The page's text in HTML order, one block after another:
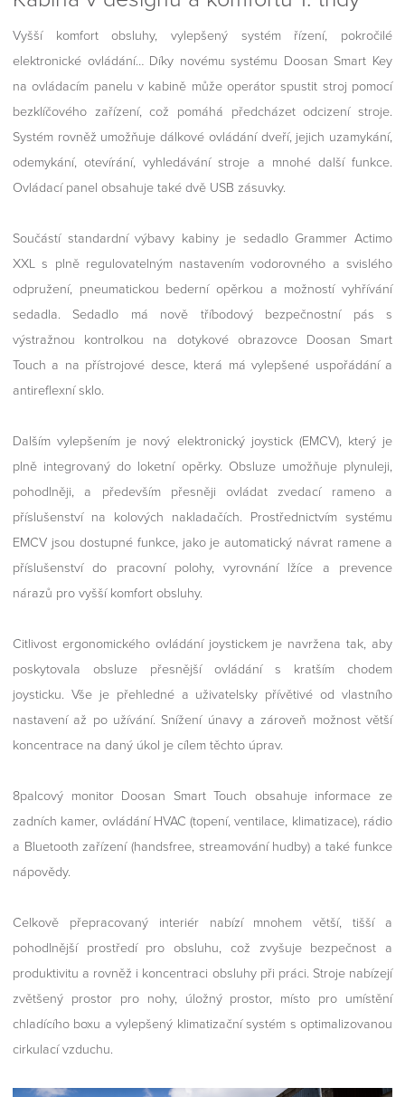
Vyšší komfort obsluhy, vylepšený systém řízení, pokročilé
elektronické ovládání… Díky novému systému Doosan Smart Key
na ovládacím panelu v kabině může operátor spustit stroj pomocí
bezklíčového zařízení, což pomáhá předcházet odcizení stroje.
Systém rovněž umožňuje dálkové ovládání dveří, jejich uzamykání,
odemykání, otevírání, vyhledávání stroje a mnohé další funkce.
Ovládací panel obsahuje také dvě USB zásuvky.
Součástí standardní výbavy kabiny je sedadlo Grammer Actimo
XXL s plně regulovatelným nastavením vodorovného a svislého
odpružení, pneumatickou bederní opěrkou a možností vyhřívání
sedadla. Sedadlo má nově tříbodový bezpečnostní pás s
výstražnou kontrolkou na dotykové obrazovce Doosan Smart
Touch a na přístrojové desce, která má vylepšené uspořádání a
antireflexní sklo.
Dalším vylepšením je nový elektronický joystick (EMCV), který je
plně integrovaný do loketní opěrky. Obsluze umožňuje plynuleji,
pohodlněji, a především přesněji ovládat zvedací rameno a
příslušenství na kolových nakladačích. Prostřednictvím systému
EMCV jsou dostupné funkce, jako je automatický návrat ramene a
příslušenství do pracovní polohy, vyrovnání lžíce a prevence
nárazů pro vyšší komfort obsluhy.
Citlivost ergonomického ovládání joystickem je navržena tak, aby
poskytovala obsluze přesnější ovládání s kratším chodem
joysticku. Vše je přehledné a uživatelsky přívětivé od vlastního
nastavení až po užívání. Snížení únavy a zároveň možnost větší
koncentrace na daný úkol je cílem těchto úprav.
8palcový monitor Doosan Smart Touch obsahuje informace ze
zadních kamer, ovládání HVAC (topení, ventilace, klimatizace), rádio
a Bluetooth zařízení (handsfree, streamování hudby) a také funkce
nápovědy.
Celkově přepracovaný interiér nabízí mnohem větší, tišší a
pohodlnější prostředí pro obsluhu, což zvyšuje bezpečnost a
produktivitu a rovněž i koncentraci obsluhy při práci. Stroje nabízejí
zvětšený prostor pro nohy, úložný prostor, místo pro umístění
chladícího boxu a vylepšený klimatizační systém s optimalizovanou
cirkulací vzduchu.